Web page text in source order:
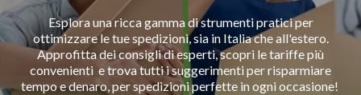
Esplora una ricca gamma di strumenti pratici per
ottimizzare le tue spedizioni, sia in Italia che all'estero.
Approfitta dei consigli di esperti, scopri le tariffe più
convenienti e trova tutti i suggerimenti per risparmiare
tempo e denaro, per spedizioni perfette in ogni occasione!